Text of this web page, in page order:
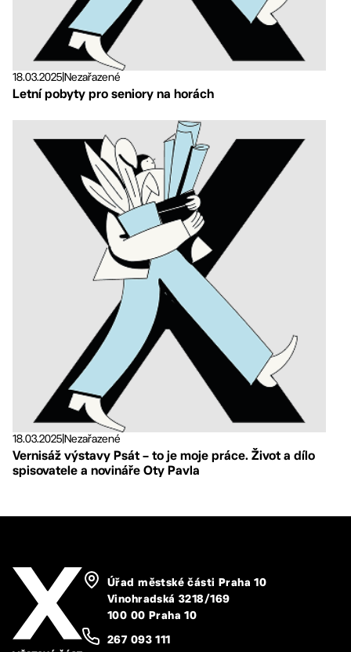
18.03.2025|Nezařazené
Letní pobyty pro seniory na horách
18.03.2025Nezařazené
Vernisáž výstavy Psát – to je moje práce. Život a dílo
spisovatele a novináře Oty Pavla
Úřad městské části Praha 10
Vinohradská 3218/169
100 00 Praha 10
267 093 111